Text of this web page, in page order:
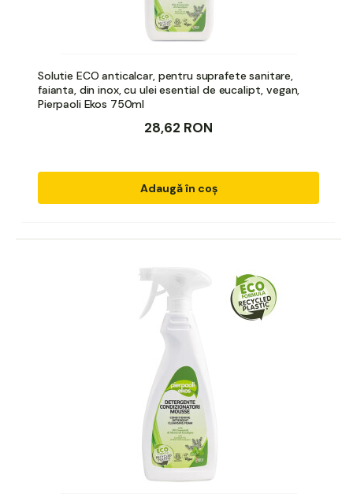
Solutie ECO anticalcar, pentru suprafete sanitare,
faianta, din inox, cu ulei esential de eucalipt, vegan,
Pierpaoli Ekos 750ml
28,62 RON
Adaugă în coș